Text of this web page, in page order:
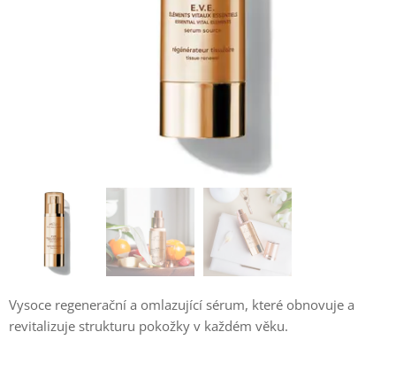
Vysoce regenerační a omlazující sérum, které obnovuje a
revitalizuje strukturu pokožky v každém věku.